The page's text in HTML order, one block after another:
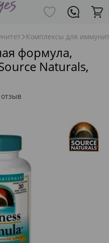
Комплексы для
формула,
Naturals,